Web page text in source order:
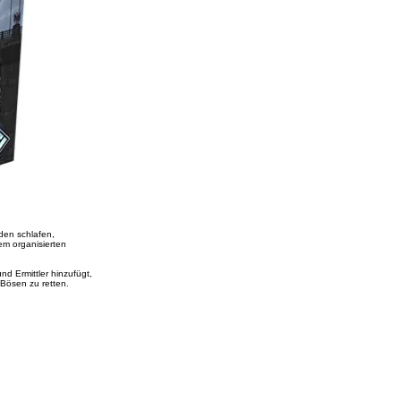
schlafen,
organisierten
Ermittler hinzufügt,
zu retten.